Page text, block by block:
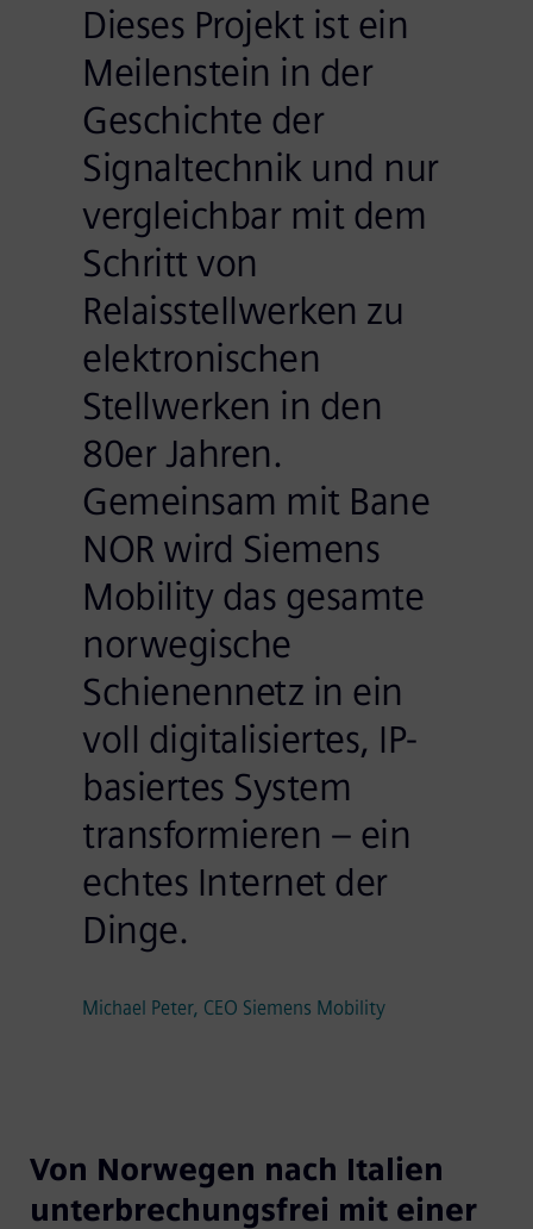
Dieses Projekt ist ein
Meilenstein in der
Geschichte der
Signaltechnik und nur
vergleichbar mit dem
Schritt von
Relaisstellwerken zu
elektronischen
Stellwerken in den
80er Jahren.
Gemeinsam mit Bane
NOR wird Siemens
Mobility das gesamte
norwegische
Schienennetz in ein
voll digitalisiertes, IP-
basiertes System
transformieren – ein
echtes Internet der
Dinge.
Michael Peter, CEO Siemens Mobility
Von Norwegen nach Italien
unterbrechungsfrei mit einer